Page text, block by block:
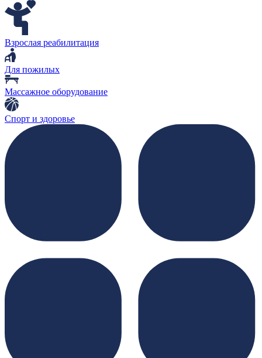
Взрослая реабилитация
Для пожилых
Массажное оборудование
Спорт и здоровье